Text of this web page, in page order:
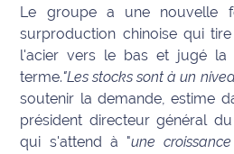
L'invité(e)
de la
rédaction
Coup de
Maritima
Le groupe a une nouvelle
surproduction chinoise qui
l'acier vers le bas et jugé la
terme."Les stocks sont à un
soutenir la demande, estime
président directeur général
qui s'attend à "une